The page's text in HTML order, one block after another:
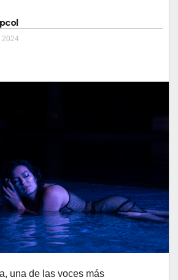
2024
una de las voces más